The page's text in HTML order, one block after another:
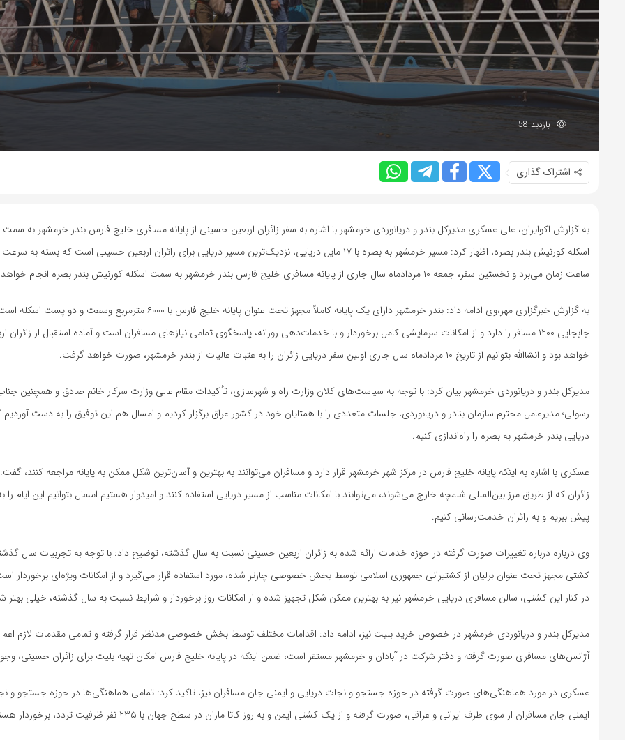
بازدید 58
اشتراک گذاری
به گزارش اکوایران، علی عسکری مدیرکل بندر و دریانوردی خرمشهر با اشاره به سفر زائران اربعین حسینی از پایانه مسافری خلیج فارس بندر خرمشهر به سمت
ساعت زمان می‌برد و نخستین سفر، جمعه ۱۰ مردادماه سال جاری از پایانه مسافری خلیج فارس بندر خرمشهر به سمت اسکله کورنیش بندر بصره انجام خواهد شد.
به گزارش خبرگزاری مهر،وی ادامه داد: بندر خرمشهر دارای یک پایانه کاملاً مجهز تحت عنوان پایانه خلیج فارس با ۶۰۰۰
جابجایی ۱۲۰۰ مسافر را دارد و از امکانات سرمایشی کامل برخوردار و با خدمات‌دهی روزانه، پاسخگوی تمامی نیازهای مسافران است و آماده استقبال از
خواهد بود و انشاالله بتوانیم از تاریخ ۱۰ مردادماه سال جاری اولین سفر دریایی زائران را به عتبات عالیات از بندر خرمشهر، صورت خواهد گرفت.
مدیرکل بندر و دریانوردی خرمشهر بیان کرد: با توجه به سیاست‌های کلان وزارت راه و شهرسازی، تأکیدات مقام عالی وزارت سرکار خانم صادق و همچنین
رسولی؛ مدیرعامل محترم سازمان بنادر و دریانوردی، جلسات متعددی را با همتایان خود در کشور عراق برگزار کردیم و امسال هم این توفیق را به دست آوردیم
دریایی بندر خرمشهر به بصره را راه‌اندازی کنیم.
عسکری با اشاره به اینکه پایانه خلیج فارس در مرکز شهر خرمشهر قرار دارد و مسافران می‌توانند به بهترین و آسان‌ترین شکل ممکن به پایانه مراجعه کنند،
زائران که از طریق مرز بین‌المللی شلمچه خارج می‌شوند، می‌توانند با امکانات مناسب از مسیر دریایی استفاده کنند و امیدوار هستیم امسال بتوانیم این ایام را
پیش ببریم و به زائران خدمت‌رسانی کنیم.
وی درباره درباره تغییرات صورت گرفته در حوزه خدمات ارائه شده به زائران اربعین حسینی نسبت به سال گذشته، توضیح داد: با توجه به تجربیات سال
کشتی مجهز تحت عنوان برلیان از کشتیرانی جمهوری اسلامی توسط بخش خصوصی چارتر شده، مورد استفاده قرار می‌گیرد و از امکانات ویژه‌ای برخوردار
در کنار این کشتی، سالن مسافری دریایی خرمشهر نیز به بهترین ممکن شکل تجهیز شده و از امکانات روز برخوردار و شرایط نسبت به سال گذشته، خیلی
مدیرکل بندر و دریانوردی خرمشهر در خصوص خرید بلیت نیز، ادامه داد: اقدامات مختلف توسط بخش خصوصی مدنظر قرار گرفته و تمامی مقدمات لازم اعم
آژانس‌های مسافری صورت گرفته و دفتر شرکت در آبادان و خرمشهر مستقر است، ضمن اینکه در پایانه خلیج فارس امکان تهیه بلیت برای زائران حسینی،
عسکری در مورد هماهنگی‌های صورت گرفته در حوزه جستجو و نجات دریایی و ایمنی جان مسافران نیز، تاکید کرد: تمامی هماهنگی‌ها در حوزه جستجو و
ایمنی جان مسافران از سوی طرف ایرانی و عراقی، صورت گرفته و از یک کشتی ایمن و به روز کاتا ماران در سطح جهان با ۲۳۵ نفر ظرفیت تردد، برخوردار هستیم.